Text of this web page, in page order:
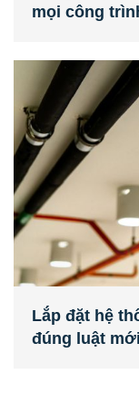
mọi công
Lắp đặt hệ
đúng luật